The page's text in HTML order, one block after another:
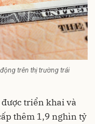
trên thị trường trái
triển khai và
thêm 1,9 nghìn tỷ